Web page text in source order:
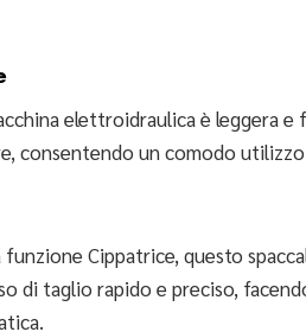
elettroidraulica è leggera e
consentendo un comodo
funzione Cippatrice, questo
di taglio rapido e preciso,